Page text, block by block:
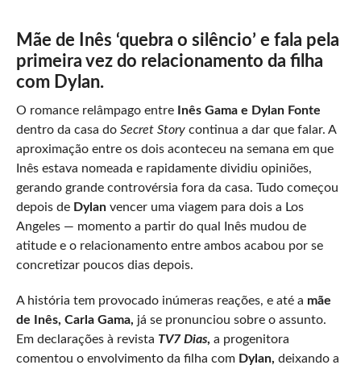
Mãe de Inês ‘quebra o silêncio’ e fala pela
primeira vez do relacionamento da filha
com Dylan.
O romance relâmpago entreInês Gama e Dylan Fonte
dentro da casa do Secret Storycontinua a dar que falar. A
aproximação entre os dois aconteceu na semana em que
Inês estava nomeada e rapidamente dividiu opiniões,
gerando grande controvérsia fora da casa. Tudo começou
depois de Dylan vencer uma viagem para dois a Los
Angeles — momento a partir do qual Inês mudou de
atitude e o relacionamento entre ambos acabou por se
concretizar poucos dias depois.
A história tem provocado inúmeras reações, e até a mãe
de Inês, Carla Gama, já se pronunciou sobre o assunto.
Em declarações à revista TV7 Dias, a progenitora
comentou o envolvimento da filha com Dylan, deixando a